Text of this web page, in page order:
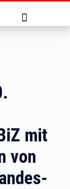
Anmelden
mit
von